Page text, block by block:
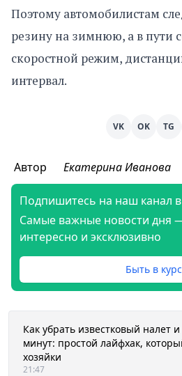
Поэтому автомобилистам
резину на зимнюю, а в пути
скоростной режим,
интервал.
VK OK TG
Автор Екатерина Иванова
Подпишитесь на наш канал
Самые важные новости дня
интересно и эксклюзивно
Быть в
Как убрать известковый налет
минут: простой лайфхак,
хозяйки
21:47